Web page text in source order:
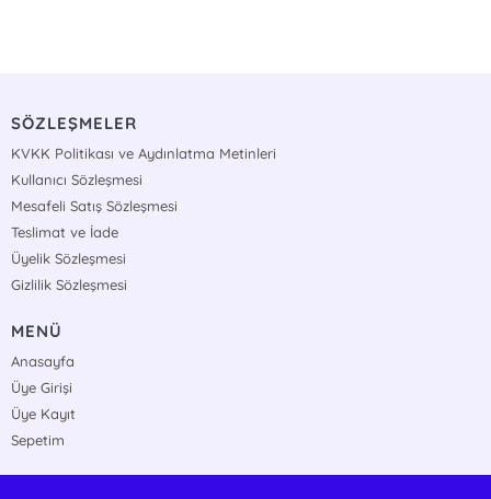
SÖZLEŞMELER
KVKK Politikası ve Aydınlatma Metinleri
Kullanıcı Sözleşmesi
Mesafeli Satış Sözleşmesi
Teslimat ve İade
Üyelik Sözleşmesi
Gizlilik Sözleşmesi
MENÜ
Anasayfa
Üye Girişi
Üye Kayıt
Sepetim